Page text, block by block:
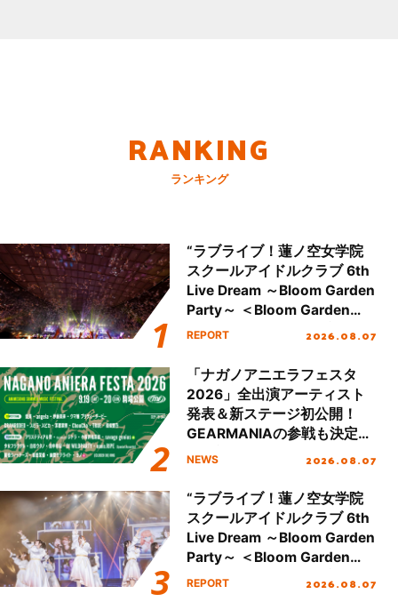
RANKING
ランキング
“ラブライブ！蓮ノ空女学院
スクールアイドルクラブ 6th
Live Dream ～Bloom Garden
Party～ ＜Bloom Garden
Party Stage／埼玉公演＞”
REPORT 2026.08.07
「ナガノアニエラフェスタ
2026」全出演アーティスト
発表＆新ステージ初公開！
GEARMANIAの参戦も決定
し、初となる第3ステージの
NEWS 2026.08.07
“ラブライブ！蓮ノ空女学院
スクールアイドルクラブ 6th
Live Dream ～Bloom Garden
Party～ ＜Bloom Garden
Party Stage／埼玉公演＞”
REPORT 2026.08.07